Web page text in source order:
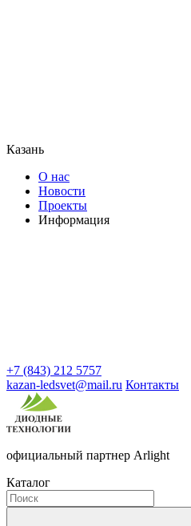
Казань
О нас
Новости
Проекты
Информация
+7 (843) 212 5757
kazan-ledsvet@mail.ru Контакты
официальный партнер Arlight
Каталог